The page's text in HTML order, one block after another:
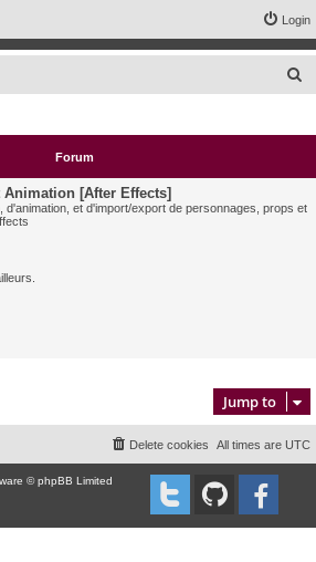
Login
c
h
Forum
Animation [After Effects]
d'animation, et d'import/export de personnages, props et
Jump to
All times are UTC
Delete cookies
© phpBB Limited